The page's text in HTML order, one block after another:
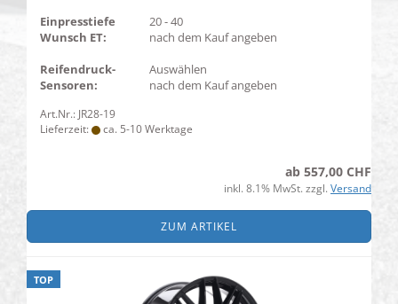
Einpresstiefe
Wunsch ET:
20 - 40
nach dem Kauf angeben
Reifendruck-
Sensoren:
Auswählen
nach dem Kauf angeben
Art.Nr.: JR28-19
Lieferzeit:
ca. 5-10 Werktage
ab 557,00 CHF
inkl. 8.1% MwSt. zzgl. Versand
ZUM ARTIKEL
TOP